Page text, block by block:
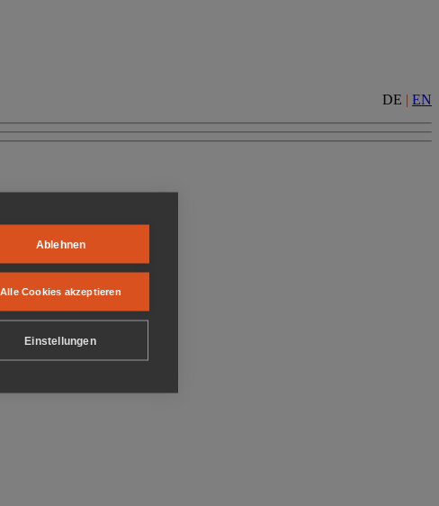
DE | EN
Ablehnen
Alle Cookies akzeptieren
Einstellungen